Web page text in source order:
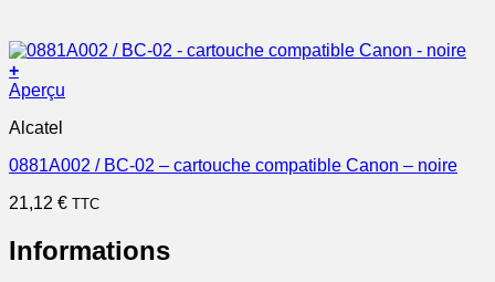
+
Aperçu
Alcatel
0881A002 / BC-02 – cartouche compatible Canon – noire
21,12 € TTC
Informations